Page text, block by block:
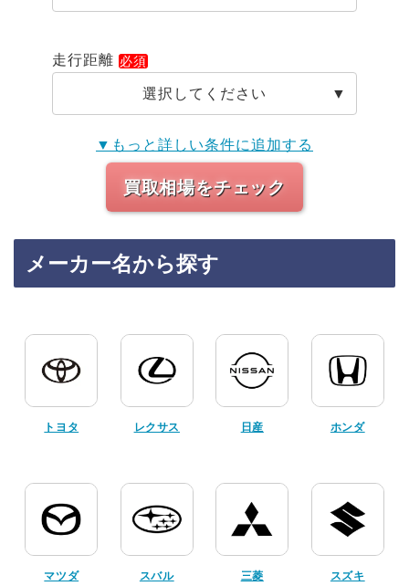
走行距離
選択してください
▼もっと詳しい条件に追加する
買取相場をチェック
メーカー名から探す
トヨタ レクサス 日産 ホンダ
マツダ スバル 三菱 スズキ